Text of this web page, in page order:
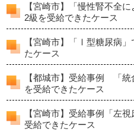
【宮崎市】「慢性腎不全
2級を受給できたケース
【宮崎市】「Ⅰ型糖尿病
たケース
【都城市】受給事例 「統
を受給できたケース
【宮崎市】受給事例「左
受給できたケース